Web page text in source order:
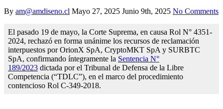
By am@amdiseno.cl Mayo 27, 2025 Junio 9th, 2025 No Comments
El pasado 19 de mayo, la Corte Suprema, en causa Rol N° 4351-
2024, rechazó en forma unánime los recursos de reclamación
interpuestos por OrionX SpA, CryptoMKT SpA y SURBTC
SpA, confirmando íntegramente la Sentencia N°
189/2023 dictada por el Tribunal de Defensa de la Libre
Competencia (“TDLC”), en el marco del procedimiento
contencioso Rol C-349-2018.